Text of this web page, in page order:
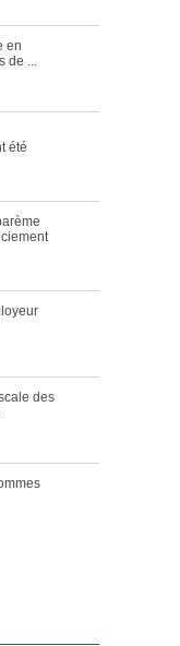
en
de ...
été
des